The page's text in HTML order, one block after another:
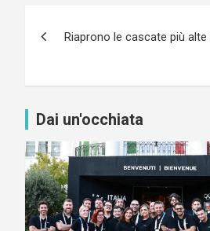
articoli
Riaprono le cascate più alte
Dai un'occhiata